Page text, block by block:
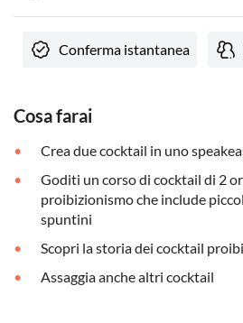
Conferma istantanea
Cosa farai
Crea due cocktail in uno
Goditi un corso di cocktail di 2
proibizionismo che include
spuntini
Scopri la storia dei cocktail
Assaggia anche altri cocktail